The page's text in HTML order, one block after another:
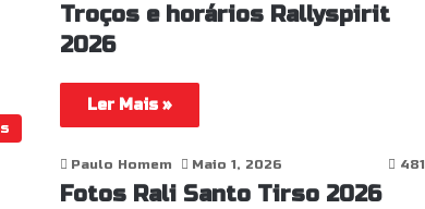
Troços e horários Rallyspirit
2026
Ler Mais »
Paulo Homem Maio 1, 2026 481
Fotos Rali Santo Tirso 2026